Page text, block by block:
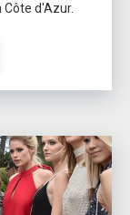
d'Azur.